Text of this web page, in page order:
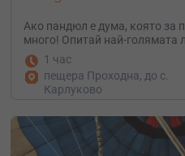
Ако пандюл е дума, която за
много! Опитай най-
1 час
пещера Проходна, до с.
Карлуково